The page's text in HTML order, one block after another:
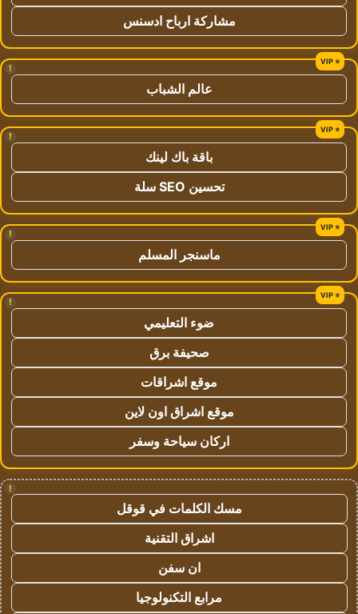
مشاركة ارباح ادسنس
!
عالم الشباب
!
باقة باك لينك
تحسين SEO سلة
!
ماسنجر المسلم
!
ضوء التعليمي
صحيفة برق
موقع اشراقات
موقع اشراق اون لاين
اركان سياحة وسفر
!
مسك الكلمات في قوقل
اشراق التقنية
ان سفن
مرابع التكنولوجيا